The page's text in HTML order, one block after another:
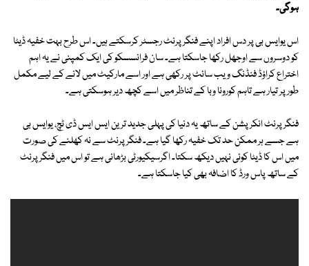
ہوگی۔
اس یوایس بی پر دس افراد اپنے فنگر پرنٹ رجسٹر کرسکتے ہیں۔ اس طرح بہت خفیہ ڈیٹا
کو دوسروں سے اوجھل رکھا جاسکتا ہے۔ سان فرانسسکو کی ایک کمپنی نے یہ اہم
اختراع کراؤڈ فنڈنگ ویب سائٹ پر رکھی ہے اور اسے مارکیٹ میں لانے کے لیے مکمل
طور پر تیار ہے تاہم کورونا وبا کے تناظر میں اسے کچھ دیر ہوسکتی ہے۔
فنگرپرنٹ انکرپشن کے ساتھ یہ دنیا کی پہلی جدید ترین ایس ایس ڈی ٹچ، یوایس بی
ہے جسے ہر ممکن حد تک خفیہ رکھا گیا ہے۔ فنگرپرنٹ سے نہ کھلنے کی صورت
میں اس کا ڈیٹا کوئی نہیں دیکھ سکتا۔ اگرسیکیورٹی بڑھانی ہے تو اس میں فنگرپرنٹ
کے ساتھ پاس ورڈ کا اضافہ بھی کیا جاسکتا ہے۔